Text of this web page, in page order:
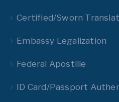
Certified/Sworn
Embassy Legalization
Federal Apostille
ID Card/Passport